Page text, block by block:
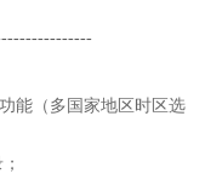
能（多国家地区时区选